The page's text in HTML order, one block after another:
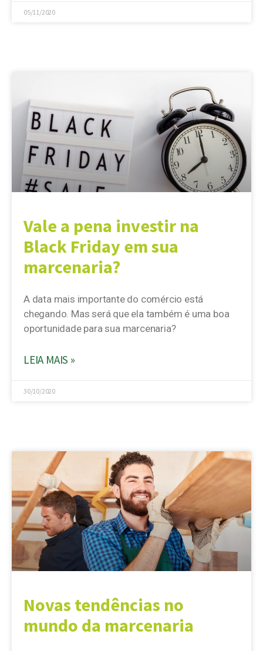
05/11/2020
Vale a pena investir na
Black Friday em sua
marcenaria?
A data mais importante do comércio está
chegando. Mas será que ela também é uma boa
oportunidade para sua marcenaria?
LEIA MAIS »
30/10/2020
Novas tendências no
mundo da marcenaria